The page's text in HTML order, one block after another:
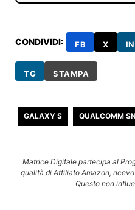
CONDIVIDI: FB X IN
TG STAMPA
GALAXY S QUALCOMM
Matrice Digitale partecipa al
qualità di Affiliato Amazon,
Questo non